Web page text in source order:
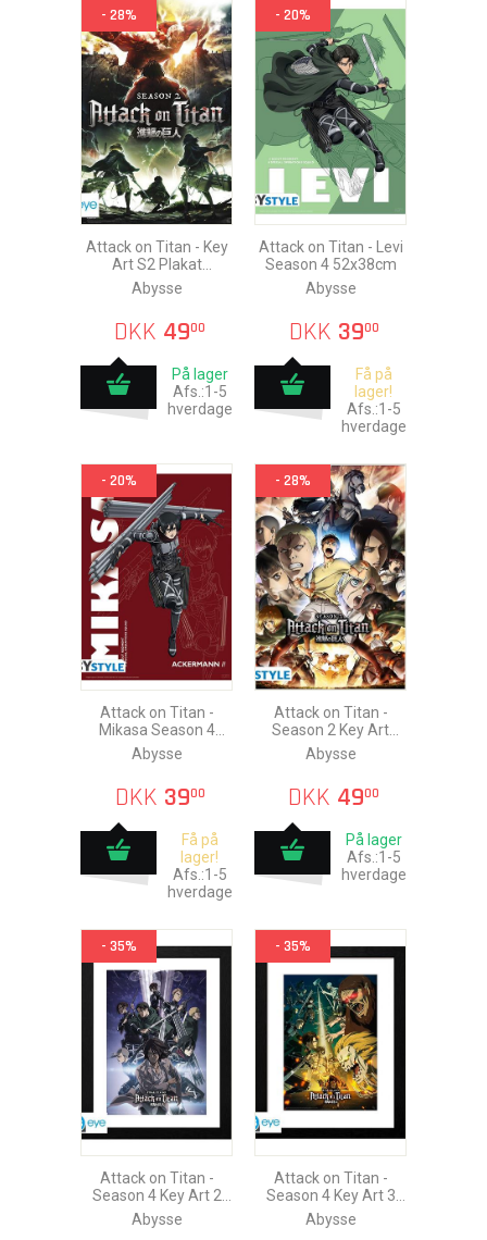
- 28%
Attack on Titan - Key
Art S2 Plakat
91,5x61cm
Abysse
DKK 4900
På lager
Afs.:1-5
hverdage
- 20%
Attack on Titan - Levi
Season 4 52x38cm
Abysse
DKK 3900
Få på
lager!
Afs.:1-5
hverdage
- 20%
Attack on Titan -
Mikasa Season 4
Plakat 52x38cm
Abysse
DKK 3900
Få på
lager!
Afs.:1-5
hverdage
- 28%
Attack on Titan -
Season 2 Key Art
Plakat 91,5x61cm
Abysse
DKK 4900
På lager
Afs.:1-5
hverdage
- 35%
Attack on Titan -
Season 4 Key Art 2
Plakat i Ramme
30x40cm
Abysse
- 35%
Attack on Titan -
Season 4 Key Art 3
Plakat i Ramme
30x40cm
Abysse